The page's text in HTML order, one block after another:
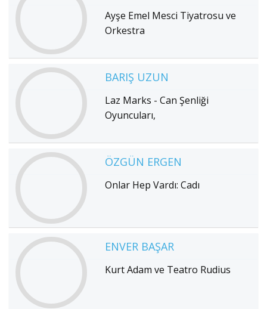
Ayşe Emel Mesci Tiyatrosu ve
Orkestra
BARIŞ UZUN
Laz Marks - Can Şenliği
Oyuncuları,
ÖZGÜN ERGEN
Onlar Hep Vardı: Cadı
ENVER BAŞAR
Kurt Adam ve Teatro Rudius